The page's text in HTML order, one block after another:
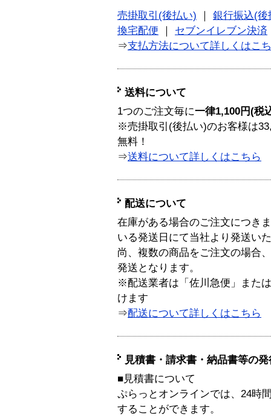
売掛取引(後払い)
銀行振込(後
換宅配便
セブンイレブン決済
⇒支払方法について詳しくはこ
送料について
1つのご注文毎に一律1,100円(税
※売掛取引(後払い)のお客様は
無料！
⇒送料について詳しくはこちら
配送について
在庫がある場合のご注文につき
いる発送日にて当社より発送い
尚、複数の商品をご注文の場合
発送となります。
※配送業者は「佐川急便」また
けます
⇒配送について詳しくはこちら
見積書・請求書・納品書等の
■見積書について
ぷらっとオンラインでは、24時
することができます。